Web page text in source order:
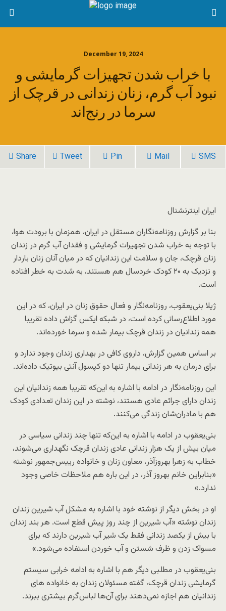
December 19, 2024
با خراب شدن تجهیزات گرمایشی و
نبود آب گرم، زنان زندانی در قرچک از
سرما در رنج‌اند
Share Tweet Pin Mail SMS
ایران اینترنشنال
بنا بر گزارش‌ روزنامه‌نگاران مستقل در ایران، همزمان با برودت هوا،
با توجه به خراب شدن تجهیرات گرمایشی و فقدان آب گرم در زندان
زنان قرچک، جان و سلامت این زندانیان که در میان آنان زنان باردار
و نزدیک به ۲۰ کودک خردسال هم هستند، به شدت به خطر افتاده
است.
ژیلا بنی‌یعقوب، روزنامه‌نگار و فعال حقوق زنان در ایران، که در این
مورد اطلاع‌رسانی کرده است، در شبکه ایکس گزاش داده تقریبا
همه زندانیان در زندان قرچک بیمار شده و سرما خورده‌اند.
بر اساس همین گزارش، داروی کافی در بهداری زندان وجود ندارد و
برای درمان به هر زندانی بیمار تنها دو کپسول آنتی بیوتیک داده‌اند.
این روزنامه‌نگار در ادامه با اشاره به این‌که تقریبا همه زندانیان این
زندان دارای جرائم عادی هستند، نوشته در این زندان تعدادی کودک
هم با مادران‌شان زندگی می‌کنند.
بنی‌یعقوب در ادامه با اشاره به این‌که تنها چند زندانی سیاسی در
میان بیش از یک هزار زندانی عادی زندان قرچک نگهداری می‌شوند،
خطاب به زهرا بهروزآذر، معاون زنان و خانواده رییس‌جمهور نوشته
«بنابراین خانم بهروز آذر، در این باره هم ملاحظات خاصی وجود
ندارد.»
او در بخش دیگر از نوشته خود با اشاره به مشکل آب شیرین زندان
زندان نوشته «آب شیرین از چند روز پیش قطع است. هر بند زندان
با بیش از یکصد زندانی فقط یک شیر آب شیرین دارند که برای
مسواک زدن و ظرف شستن و آب خوردن استفاده می‌شود.»
بنی‌یعقوب در مطلبی دیگر هم با اشاره به ادامه خرابی سیستم
گرمایشی زندان قرچک، گفته مسئولان زندان به خانواده ‌های
زندانیان هم اجازه نمی‌دهند برای آن‌ها لباس‌گرم بیشتری ببرند.